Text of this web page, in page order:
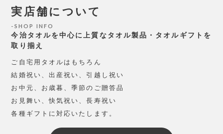
実店舗について
SHOP INFO
今治タオルを中心に上質なタオル製品・タオルギフトを
取り揃え
ご自宅用タオルはもちろん
結婚祝い、出産祝い、引越し祝い
お中元、お歳暮、季節のご贈答品
お見舞い、快気祝い、長寿祝い
各種ギフトに対応いたします。